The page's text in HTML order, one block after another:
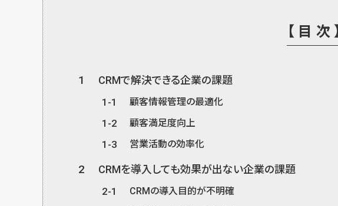
【目次】
1 CRMで解決できる企業の課題
1-1 顧客情報管理の最適化
1-2 顧客満足度向上
1-3 営業活動の効率化
2 CRMを導入しても効果が出ない企業の課題
2-1 CRMの導入目的が不明確